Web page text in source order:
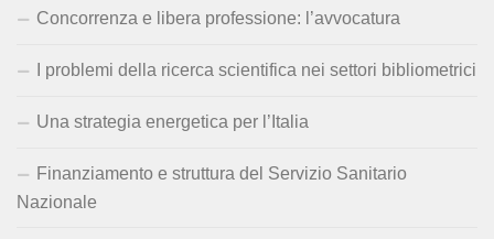
Concorrenza e libera professione: l’avvocatura
I problemi della ricerca scientifica nei settori bibliometrici
Una strategia energetica per l’Italia
Finanziamento e struttura del Servizio Sanitario
Nazionale